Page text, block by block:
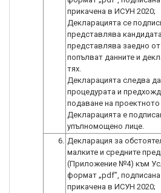
прикачена в ИСУН 2020;
Декларацията се
представлява
представлява заедно от
попълват данните и
тях.
Декларацията следва
процедурата и
подаване на
Декларацията е
упълномощено лице.
6. Декларация за
малките и средните
(Приложение №4) към
формат „pdf”, подписана
прикачена в ИСУН 2020;